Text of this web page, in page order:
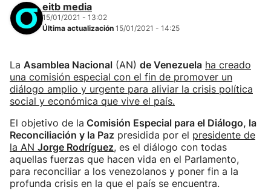
eitb media
15/01/2021 - 13:02
Última actualización 15/01/2021 - 14:25
La Asamblea Nacional (AN) de Venezuela ha creado
una comisión especial con el fin de promover un
diálogo amplio y urgente para aliviar la crisis política
social y económica que vive el país.
El objetivo de la Comisión Especial para el Diálogo, la
Reconciliación y la Paz presidida por el presidente de
la AN Jorge Rodríguez, es el diálogo con todas
aquellas fuerzas que hacen vida en el Parlamento,
para reconciliar a los venezolanos y poner fin a la
profunda crisis en la que el país se encuentra.